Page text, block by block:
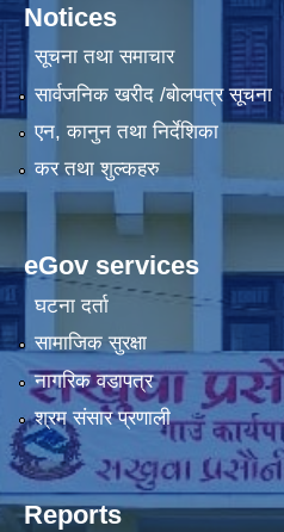
Notices
सूचना तथा समाचार
सार्वजनिक खरीद /बोलपत्र सूचना
एन, कानुन तथा निर्देशिका
कर तथा शुल्कहरु
eGov services
घटना दर्ता
सामाजिक सुरक्षा
नागरिक वडापत्र
श्रम संसार प्रणाली
Reports